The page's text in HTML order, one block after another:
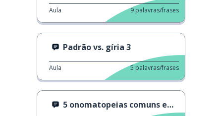
Aula 9 palavras/frases
Padrão vs. gíria 3
Aula 5 palavras/frases
5 onomatopeias comuns em japonês